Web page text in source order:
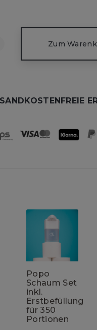
Zum
Popo
Schaum Set
inkl.
Erstbefüllung
für 350
Portionen